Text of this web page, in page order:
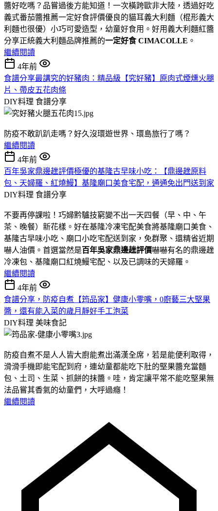
醬好吃嗎？品嘗過後方能知道！一次橫跨歐非大陸，透過好吃
義式番茄醬推薦一定好食評價優良的貓耳義大利麵（棍形義大
利麵也很優）小巧可愛造型，幼童好食用。好用義大利麵紅醬
分享正統義大利麵品牌推薦的一定好食 CIMACOLLE 。
繼續閱讀
4年前
食譜分享最講究的好豬肉：精品級【究好豬】原肉式煙燻火腿
片、帶皮五花肉條
DIY料理 食譜分享
防疫不敢趴趴走嗎？好久沒環遊世界、環島旅行了嗎？
繼續閱讀
4年前
百年吳家鼎邊趖評價極優的基隆古早味小吃：【鼎邊趖原料
包、天婦羅、紅燒鰻】基隆廟口美食宅配，通通免出門送到家
DIY料理 食譜分享
不要再停課啦！巧婦黔驢技窮變不出一天四餐（早、中、午
茶、晚餐）新花樣。好在基隆冷凍宅配美食將基隆廟口美食、
基隆古早味小吃、廟口小吃宅配送到家，免群聚、還精省近期
嚇人油價 。首選當然是百年吳家鼎邊趖評價嚇嚇有名的鼎邊趖
冷凍包、基隆廟口紅燒鰻宅配、以及已調味的天婦羅。
繼續閱讀
4年前
食譜分享，防疫自煮【筠品家】健康小零嘴，0廚藝三大堅果
醬，還有能入菜的歲月靜好手工泡菜
DIY料理 美味食記
防疫自煮不是人人皆大廚能煮出滿漢全席，若是能便利取得，
滑滑手機即能宅配到府，連幼童都能吃下肚的堅果醬充當麵
包、土司、生菜、抓餅的抹醬。哇，肯定讓平常不能吃堅果無
法品嘗其香氣的幼童們，大呼過癮！
繼續閱讀